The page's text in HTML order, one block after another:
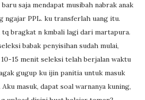
saja mendapat musibah nabrak anak
ngajar PPL. ku transferlah uang itu.
tq bragkat n kmbali lagi dari martapura.
babak penyisihan sudah mulai,
15 menit seleksi telah berjalan waktu
gugup ku ijin panitia untuk masuk
masuk, dapat soal warnanya kuning,